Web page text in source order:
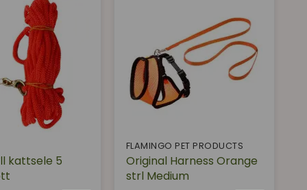
kattsele 5
FLAMINGO PET PRODUCTS
Original Harness Orange
strl Medium